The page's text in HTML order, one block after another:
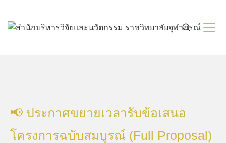
content
📢 ประกาศขยายเวลารับข้อเสนอ
โครงการฉบับสมบูรณ์ (Full Proposal)